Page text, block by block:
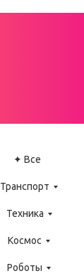
✦ Все
Транспорт
Техника
Космос
Роботы